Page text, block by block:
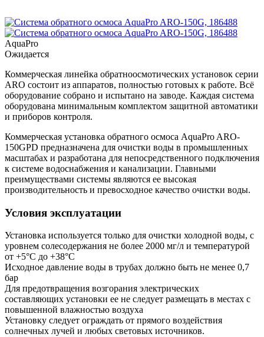
AquaPro
Ожидается
Коммерческая линейка обратноосмотических установок серии
ARO состоит из аппаратов, полностью готовых к работе. Всё
оборудование собрано и испытано на заводе. Каждая система
оборудована минимальным комплектом защитной автоматики
и приборов контроля.
Коммерческая установка обратного осмоса AquaPro ARO-
150GPD предназначена для очистки воды в промышленных
масштабах и разработана для непосредственного подключения
к системе водоснабжения и канализации. Главными
преимуществами системы являются ее высокая
производительность и превосходное качество очистки воды.
Условия эксплуатации
Установка используется только для очистки холодной воды, с
уровнем солесодержания не более 2000 мг/л и температурой
от +5°С до +38°С
Исходное давление воды в трубах должно быть не менее 0,7
бар
Для предотвращения возгорания электрических
составляющих установки ее не следует размещать в местах с
повышенной влажностью воздуха
Установку следует ограждать от прямого воздействия
солнечных лучей и любых световых источников.